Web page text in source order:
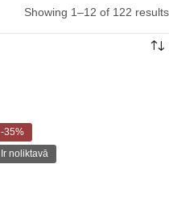
Showing 1–12 of 122 results
-35%
Ir noliktavā